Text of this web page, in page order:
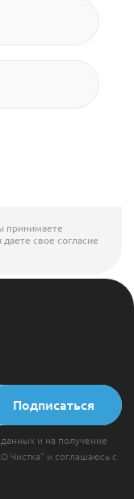
принимаете
даете свое согласие
и на получение
и соглашаюсь с
Подписаться